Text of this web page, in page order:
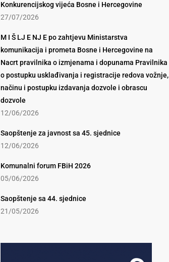
Konkurencijskog vijeća Bosne i Hercegovine
27/07/2026
M I Š LJ E NJ E po zahtjevu Ministarstva
komunikacija i prometa Bosne i Hercegovine na
Nacrt pravilnika o izmjenama i dopunama Pravilnika
o postupku usklađivanja i registracije redova vožnje,
načinu i postupku izdavanja dozvole i obrascu
dozvole
12/06/2026
Saopštenje za javnost sa 45. sjednice
12/06/2026
Komunalni forum FBiH 2026
05/06/2026
Saopštenje sa 44. sjednice
21/05/2026